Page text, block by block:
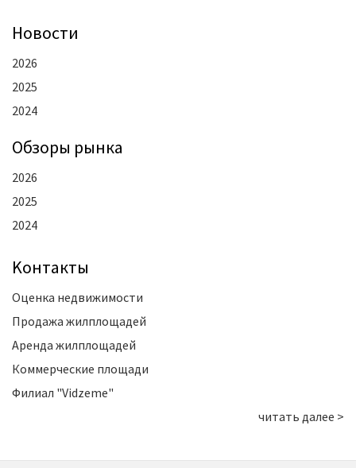
Новости
2026
2025
2024
Oбзоры рынка
2026
2025
2024
Kонтакты
Оценка недвижимости
Продажа жилплощадей
Аренда жилплощадей
Коммерческие площади
Филиал "Vidzeme"
читать далее >